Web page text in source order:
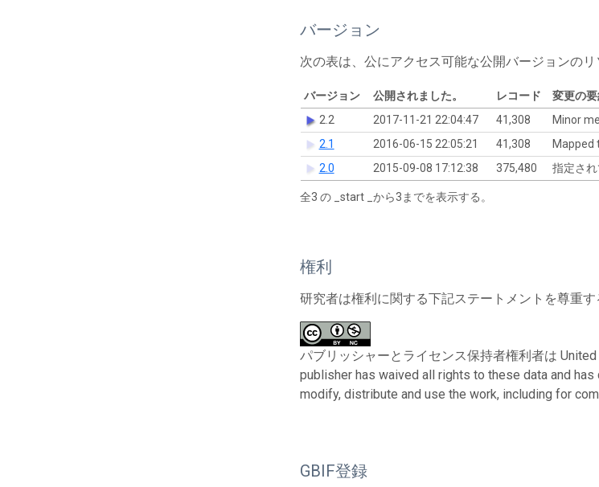
バージョン
次の表は、公にアクセス可能な公開バージョンのリ
バージョン 公開されました。 レコード 変更の
2.2
2017-11-21 22:04:47 41,308 Minor
2.1
2016-06-15 22:05:21 41,308
Mapped
2.0
2015-09-08 17:12:38 375,480 指定さ
全3 の _start _から3までを表示する。
権利
研究者は権利に関する下記ステートメントを尊重
パブリッシャーとライセンス保持者権利者は
publisher has waived all rights to these data and
modify, distribute and use the work, including for
GBIF登録